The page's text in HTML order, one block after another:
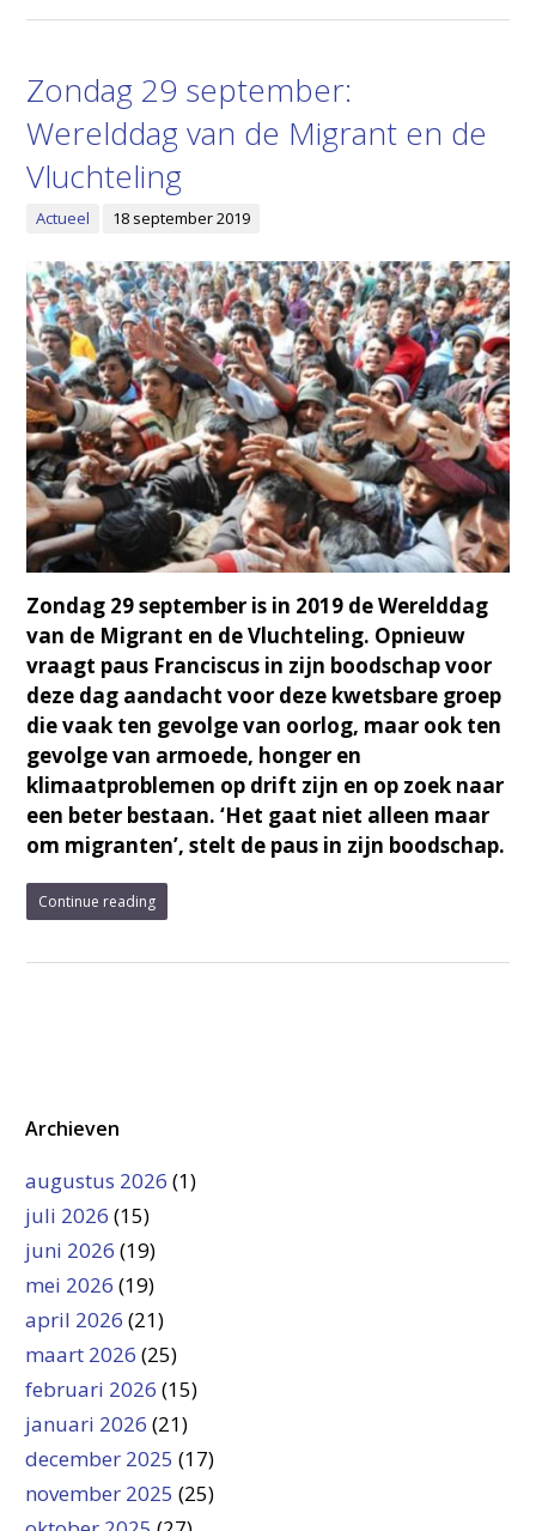
Zondag 29 september:
Werelddag van de Migrant en de
Vluchteling
Actueel 18 september 2019
Zondag 29 september is in 2019 de Werelddag
van de Migrant en de Vluchteling. Opnieuw
vraagt paus Franciscus in zijn boodschap voor
deze dag aandacht voor deze kwetsbare groep
die vaak ten gevolge van oorlog, maar ook ten
gevolge van armoede, honger en
klimaatproblemen op drift zijn en op zoek naar
een beter bestaan. ‘Het gaat niet alleen maar
om migranten’, stelt de paus in zijn boodschap.
Continue reading
Archieven
augustus 2026 (1)
juli 2026 (15)
juni 2026 (19)
mei 2026 (19)
april 2026 (21)
maart 2026 (25)
februari 2026 (15)
januari 2026 (21)
december 2025 (17)
november 2025 (25)